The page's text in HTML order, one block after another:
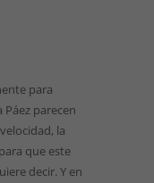
para
parecen
la
que este
decir. Y en